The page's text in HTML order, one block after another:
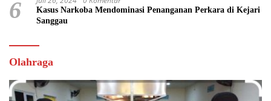
6
Kasus Narkoba Mendominasi Penanganan Perkara di Kejari
Sanggau
Olahraga